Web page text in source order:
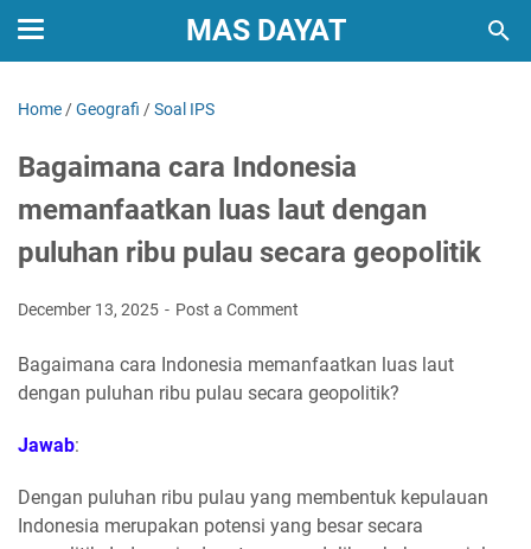
MAS DAYAT
Home /Geografi /Soal IPS
Bagaimana cara Indonesia
memanfaatkan luas laut dengan
puluhan ribu pulau secara geopolitik
December 13, 2025 Post a Comment
Bagaimana cara Indonesia memanfaatkan luas laut
dengan puluhan ribu pulau secara geopolitik?
Jawab:
Dengan puluhan ribu pulau yang membentuk kepulauan
Indonesia merupakan potensi yang besar secara